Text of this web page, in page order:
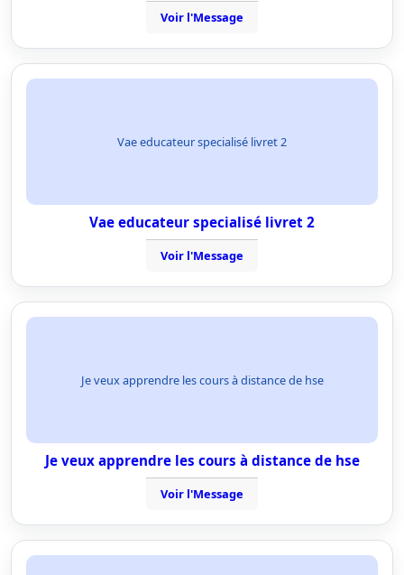
Voir l'Message
Vae educateur specialisé livret 2
Vae educateur specialisé livret 2
Voir l'Message
Je veux apprendre les cours à distance de hse
Je veux apprendre les cours à distance de hse
Voir l'Message